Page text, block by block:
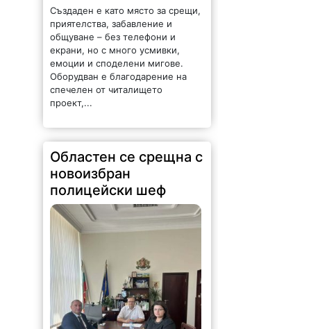
общуване – без телефони и
екрани, но с много усмивки,
емоции и споделени мигове.
Оборудван е благодарение на
спечелен от читалището
проект,...
Областен се срещна с
новоизбран
полицейски шеф